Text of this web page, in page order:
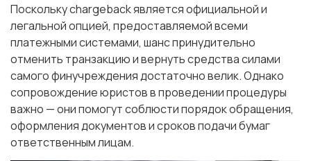
Поскольку chargeback является официальной и
легальной опцией, предоставляемой всеми
платежными системами, шанс принудительно
отменить транзакцию и вернуть средства силами
самого финучреждения достаточно велик. Однако
сопровождение юристов в проведении процедуры
важно — они помогут соблюсти порядок обращения,
оформления документов и сроков подачи бумаг
ответственным лицам.